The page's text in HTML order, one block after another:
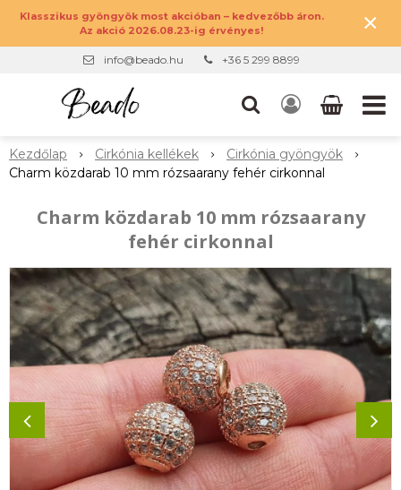
Klasszikus gyöngyök most akcióban – kedvezőbb áron.
Az akció 2026.08.23-ig érvényes!
×
info@beado.hu +36 5 299 8899
Kezdőlap Cirkónia kellékek
Cirkónia gyöngyök
Charm közdarab 10 mm rózsaarany fehér cirkonnal
Charm közdarab 10 mm rózsaarany
fehér cirkonnal